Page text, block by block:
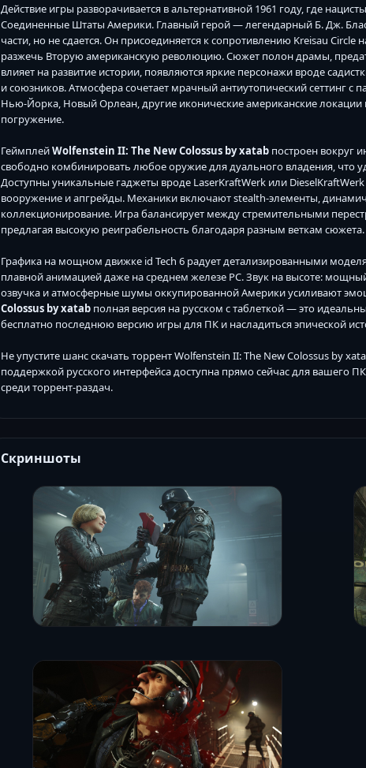
Действие игры разворачивается в альтернативной 1961 году, где
Соединенные Штаты Америки. Главный герой — легендарный Б. Дж.
части, но не сдается. Он присоединяется к сопротивлению Kreisau Circle
разжечь Вторую американскую революцию. Сюжет полон драмы,
влияет на развитие истории, появляются яркие персонажи вроде
и союзников. Атмосфера сочетает мрачный антиутопический сеттинг
Нью-Йорка, Новый Орлеан, другие иконические американские
погружение.
ГеймплейWolfenstein II: The New Colossus by xatab построен вокруг
свободно комбинировать любое оружие для дуального владения, что
Доступны уникальные гаджеты вроде LaserKraftWerk или
вооружение и апгрейды. Механики включают stealth-элементы,
коллекционирование. Игра балансирует между стремительными
предлагая высокую реиграбельность благодаря разным веткам сюжета.
Графика на мощном движке id Tech 6 радует детализированными
плавной анимацией даже на среднем железе PC. Звук на высоте:
озвучка и атмосферные шумы оккупированной Америки усиливают
Colossus by xatab полная версия на русском с таблеткой — это
бесплатно последнюю версию игры для ПК и насладиться эпической
Не упустите шанс скачать торрент Wolfenstein II: The New Colossus by
поддержкой русского интерфейса доступна прямо сейчас для вашего
среди торрент-раздач.
Скриншоты